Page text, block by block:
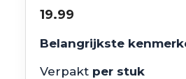
19.99
Belangrijkste
Verpakt per stuk